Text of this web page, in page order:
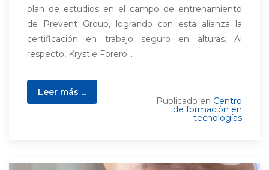
plan de estudios en el campo de entrenamiento
de Prevent Group, logrando con esta alianza la
certificación en trabajo seguro en alturas. Al
respecto, Krystle Forero...
Leer más ...
Publicado en Centro
de formación en
tecnologías